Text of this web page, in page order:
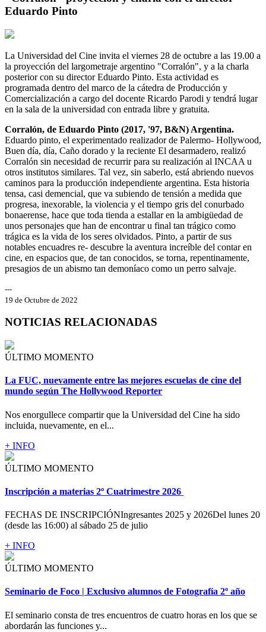
Eduardo Pinto
La Universidad del Cine invita el viernes 28 de octubre a las 19.00 a
la proyección del largometraje argentino "Corralón", y a la charla
posterior con su director Eduardo Pinto. Esta actividad es
programada dentro del marco de la cátedra de Producción y
Comercialización a cargo del docente Ricardo Parodi y tendrá lugar
en la sala de la universidad con entrada libre y gratuita.
Corralón, de Eduardo Pinto (2017, '97, B&N) Argentina.
Eduardo pinto, el experimentado realizador de Palermo- Hollywood,
Buen día, día, Caño dorado y la reciente El desarmadero, realizó
Corralón sin necesidad de recurrir para su realización al INCAA u
otros institutos similares. Tal vez, sin saberlo, está abriendo nuevos
caminos para la producción independiente argentina. Esta historia
tensa, casi demencial, que va subiendo de tensión a medida que
progresa, inexorable, la violencia y el tiempo gris del conurbado
bonaerense, hace que toda tienda a estallar en la ambigüedad de
unos personajes que han de encontrar u final tan trágico como
trágica es la vida de los seres olvidados. Pinto, a partir de sus
notables encuadres re- descubre la aventura increíble del contar en
cine, en espacios que, de tan conocidos, se torna, repentinamente,
presagios de un abismo tan demoníaco como un perro salvaje.
---
19 de Octubre de 2022
NOTICIAS RELACIONADAS
ÚLTIMO MOMENTO
La FUC, nuevamente entre las mejores escuelas de cine del
mundo según The Hollywood Reporter
Nos enorgullece compartir que la Universidad del Cine ha sido
incluida, nuevamente, en el...
+ INFO
ÚLTIMO MOMENTO
Inscripción a materias 2º Cuatrimestre 2026
FECHAS DE INSCRIPCIÓNIngresantes 2025 y 2026Del lunes 20
(desde las 16:00) al sábado 25 de julio
+ INFO
ÚLTIMO MOMENTO
Seminario de Foco | Exclusivo alumnos de Fotografía 2º año
El seminario consta de tres encuentros de cuatro horas en los que se
abordarán las funciones y...